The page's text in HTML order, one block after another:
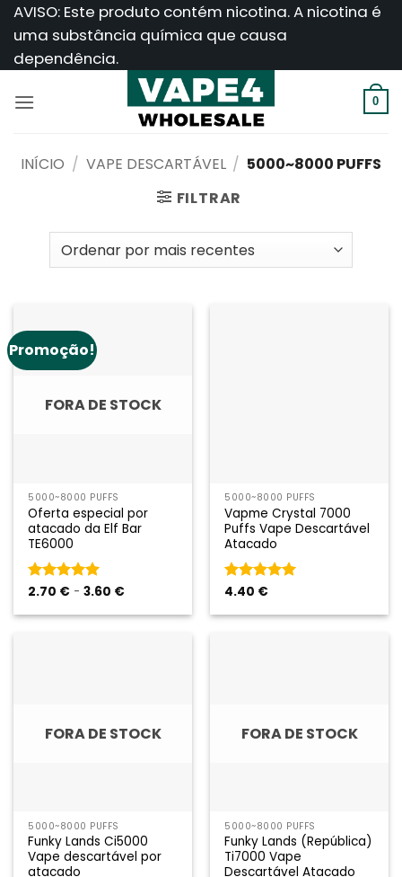
Saltar
para
AVISO: Este produto contém nicotina. A nicotina é
uma substância química que causa
dependência.
0
INÍCIO / VAPE DESCARTÁVEL / 5000~8000 PUFFS
FILTRAR
Promoção!
FORA DE STOCK
5000~8000 PUFFS
Oferta especial por
atacado da Elf Bar
TE6000
Classificado
5
2.70 € - 3.60 €Gama
preços:
5000~8000 PUFFS
Vapme Crystal 7000
Puffs Vape Descartável
Atacado
Classificado
5
4.40 €
FORA DE STOCK
5000~8000 PUFFS
Funky Lands Ci5000
Vape descartável por
atacado
FORA DE STOCK
5000~8000 PUFFS
Funky Lands (República)
Ti7000 Vape
Descartável Atacado